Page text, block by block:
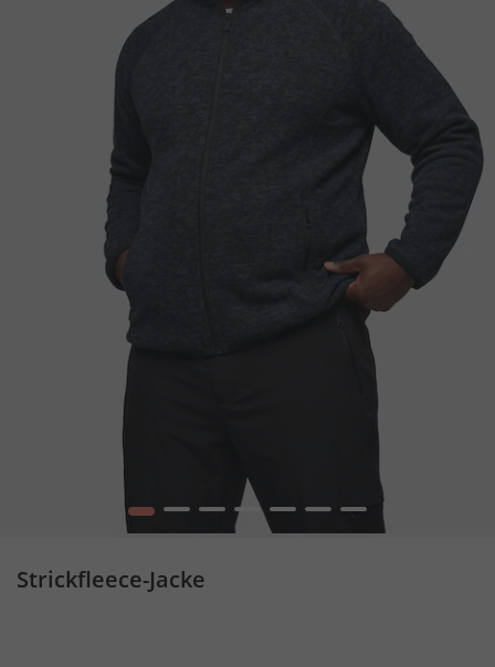
1 2 3 5 6 7
Strickfleece-Jacke